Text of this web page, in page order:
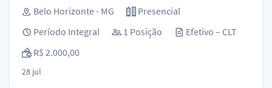
Belo Horizonte - MG
Presencial
Período Integral
1 Posição
Efetivo – CLT
R$ 2.000,00
28 jul